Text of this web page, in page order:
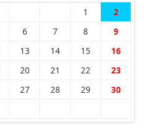
1 2
6 7 8 9
13 14 15 16
20 21 22 23
27 28 29 30